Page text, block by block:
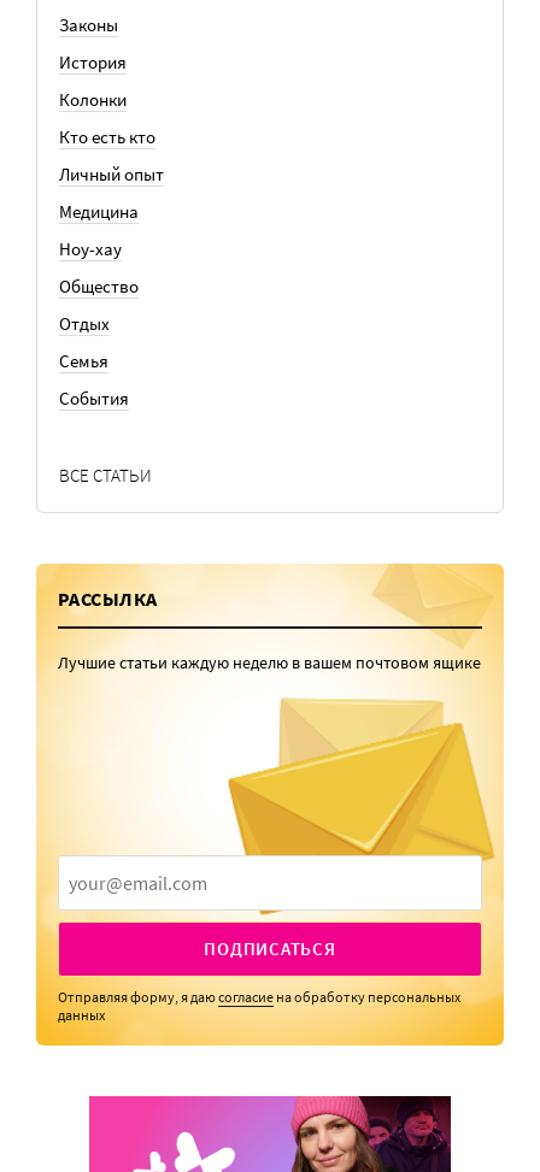
Законы
История
Колонки
Кто есть кто
Личный опыт
Медицина
Ноу-хау
Общество
Отдых
Семья
События
ВСЕ СТАТЬИ
РАССЫЛКА
Лучшие статьи каждую неделю в вашем почтовом ящике
ПОДПИСАТЬСЯ
Отправляя форму, я даюсогласие на обработку персональных
данных